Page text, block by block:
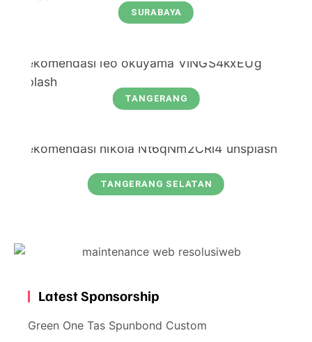
SURABAYA
TANGERANG
TANGERANG SELATAN
Latest Sponsorship
Green One Tas Spunbond Custom